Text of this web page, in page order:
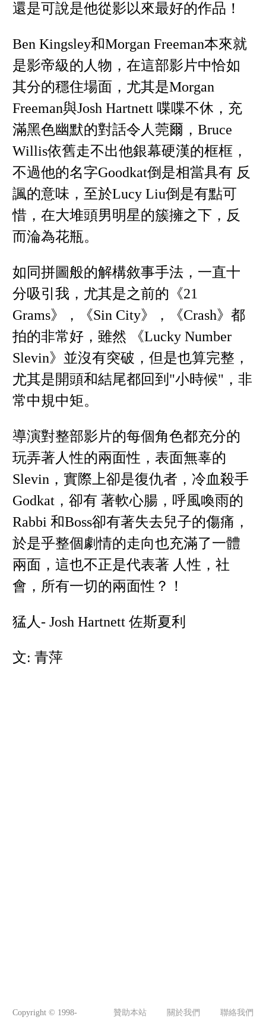
還是可說是他從影以來最好的作品！
Ben Kingsley和Morgan Freeman本來就
是影帝級的人物，在這部影片中恰如
其分的穩住場面，尤其是Morgan
Freeman與Josh Hartnett 喋喋不休，充
滿黑色幽默的對話令人莞爾，Bruce
Willis依舊走不出他銀幕硬漢的框框，
不過他的名字Goodkat倒是相當具有 反
諷的意味，至於Lucy Liu倒是有點可
惜，在大堆頭男明星的簇擁之下，反
而淪為花瓶。
如同拼圖般的解構敘事手法，一直十
分吸引我，尤其是之前的《21
Grams》，《Sin City》，《Crash》都
拍的非常好，雖然 《Lucky Number
Slevin》並沒有突破，但是也算完整，
尤其是開頭和結尾都回到"小時候"，非
常中規中矩。
導演對整部影片的每個角色都充分的
玩弄著人性的兩面性，表面無辜的
Slevin，實際上卻是復仇者，冷血殺手
Godkat，卻有 著軟心腸，呼風喚雨的
Rabbi 和Boss卻有著失去兒子的傷痛，
於是乎整個劇情的走向也充滿了一體
兩面，這也不正是代表著 人性，社
會，所有一切的兩面性？！
猛人- Josh Hartnett 佐斯夏利
文: 青萍
贊助本站 關於我們 聯絡我們
Copyright © 1998-